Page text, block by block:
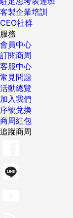
客製企業培訓
CEO社群
服務
會員中心
訂閱商周
客服中心
常見問題
活動總覽
加入我們
序號兌換
商周紅包
追蹤商周